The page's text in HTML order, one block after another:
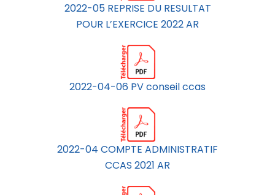
2022-05 REPRISE DU RESULTAT
POUR L’EXERCICE 2022 AR
2022-04-06 PV conseil ccas
2022-04 COMPTE ADMINISTRATIF
CCAS 2021 AR